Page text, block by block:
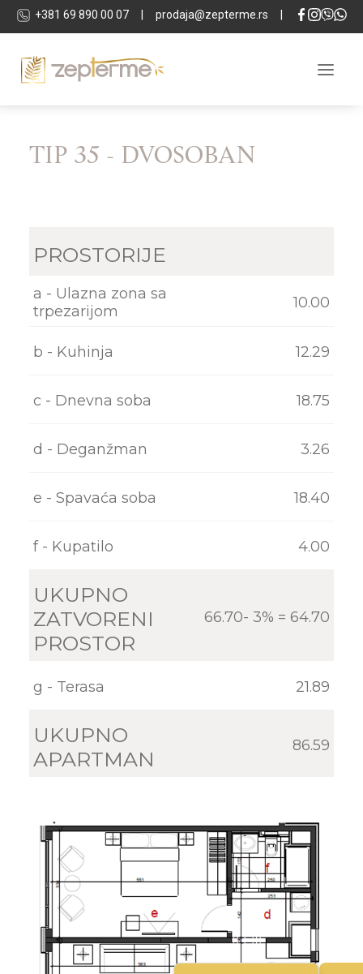
+381 69 890 00 07 prodaja@zepterme.rs
O KOMPLEKSU
SPA & WELLNESS
GALERIJA
TIP 35 - DVOSOBAN
PROSTORIJE
a - Ulazna zona sa
trpezarijom
10.00
b - Kuhinja 12.29
c - Dnevna soba 18.75
d - Deganžman 3.26
e - Spavaća soba 18.40
f - Kupatilo 4.00
UKUPNO
ZATVORENI
PROSTOR
66.70- 3% = 64.70
g - Terasa 21.89
UKUPNO
APARTMAN
86.59